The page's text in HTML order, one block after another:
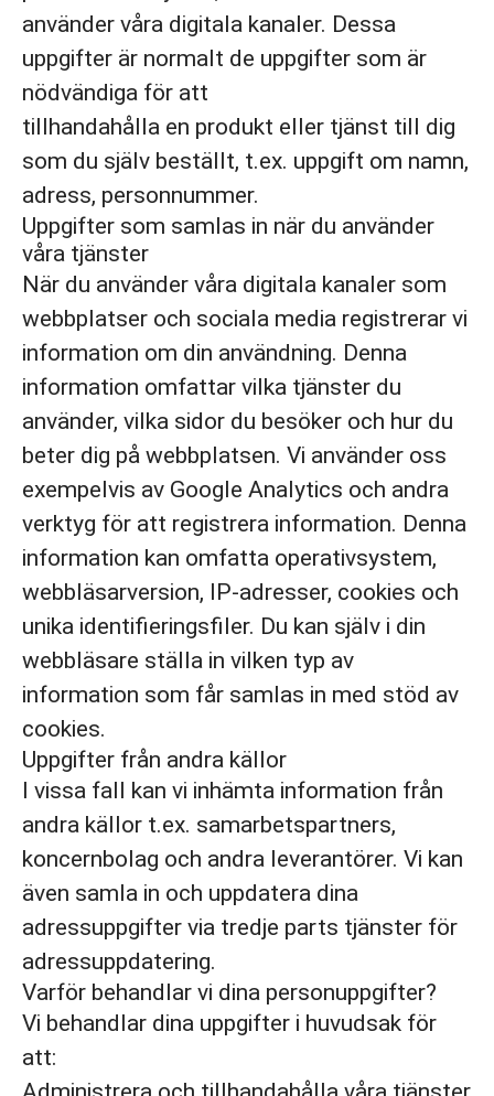
använder våra digitala kanaler. Dessa
uppgifter är normalt de uppgifter som är
nödvändiga för att
tillhandahålla en produkt eller tjänst till dig
som du själv beställt, t.ex. uppgift om namn,
adress, personnummer.
Uppgifter som samlas in när du använder
våra tjänster
När du använder våra digitala kanaler som
webbplatser och sociala media registrerar vi
information om din användning. Denna
information omfattar vilka tjänster du
använder, vilka sidor du besöker och hur du
beter dig på webbplatsen. Vi använder oss
exempelvis av Google Analytics och andra
verktyg för att registrera information. Denna
information kan omfatta operativsystem,
webbläsarversion, IP-adresser, cookies och
unika identifieringsfiler. Du kan själv i din
webbläsare ställa in vilken typ av
information som får samlas in med stöd av
cookies.
Uppgifter från andra källor
I vissa fall kan vi inhämta information från
andra källor t.ex. samarbetspartners,
koncernbolag och andra leverantörer. Vi kan
även samla in och uppdatera dina
adressuppgifter via tredje parts tjänster för
adressuppdatering.
Varför behandlar vi dina personuppgifter?
Vi behandlar dina uppgifter i huvudsak för
att: